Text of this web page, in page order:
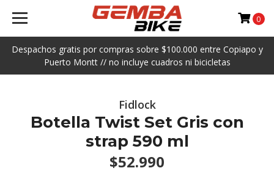
Despachos gratis por compras sobre $100.000 entre Copiapo y
Puerto Montt // no incluye cuadros ni bicicletas
0
Fidlock
Botella Twist Set Gris con
strap 590 ml
$52.990